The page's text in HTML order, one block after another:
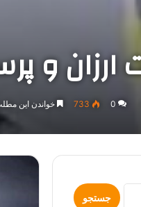
ارزان و
0
733 خواندن این مطلب 3 دقیقه زمان
جستجو
برای: